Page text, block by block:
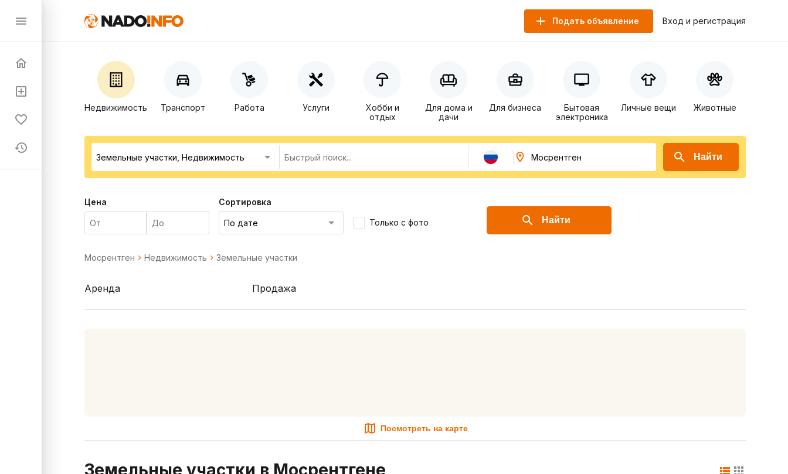
Подать объявление Вход и регистрация
Недвижимость Транспорт Работа Услуги
Хобби и
отдых
Для дома и
дачи
Для бизнеса
Бытовая
электроника
Личные вещи Животные
Найти
Цена Сортировка
Только с фото Найти
Мосрентген Недвижимость Земельные участки
Аренда Продажа
Посмотреть на карте
Земельные участки в Мосрентгене